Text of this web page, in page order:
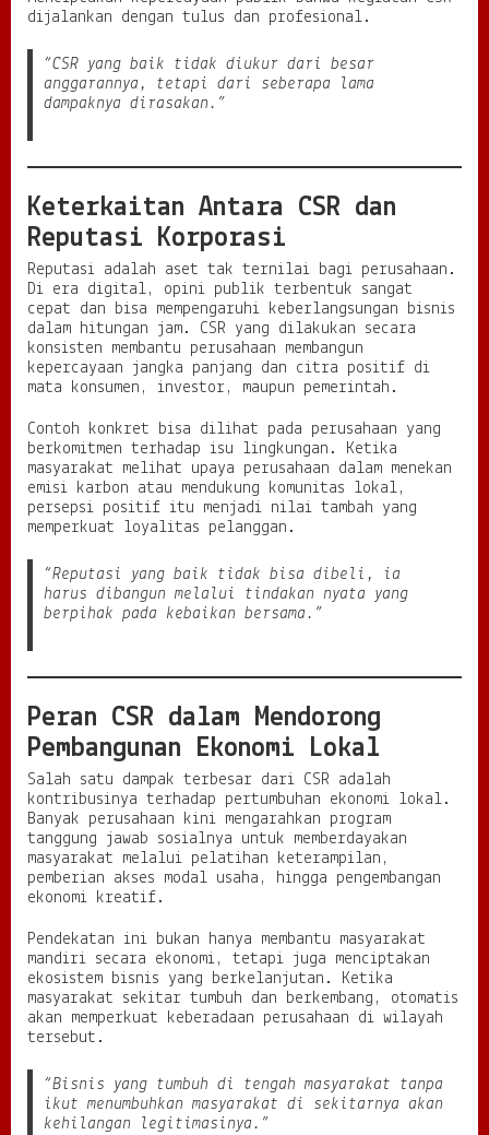
dijalankan dengan tulus dan profesional.
“CSR yang baik tidak diukur dari besar
anggarannya, tetapi dari seberapa lama
dampaknya dirasakan.”
Keterkaitan Antara CSR dan
Reputasi Korporasi
Reputasi adalah aset tak ternilai bagi perusahaan.
Di era digital, opini publik terbentuk sangat
cepat dan bisa mempengaruhi keberlangsungan bisnis
dalam hitungan jam. CSR yang dilakukan secara
konsisten membantu perusahaan membangun
kepercayaan jangka panjang dan citra positif di
mata konsumen, investor, maupun pemerintah.
Contoh konkret bisa dilihat pada perusahaan yang
berkomitmen terhadap isu lingkungan. Ketika
masyarakat melihat upaya perusahaan dalam menekan
emisi karbon atau mendukung komunitas lokal,
persepsi positif itu menjadi nilai tambah yang
memperkuat loyalitas pelanggan.
“Reputasi yang baik tidak bisa dibeli, ia
harus dibangun melalui tindakan nyata yang
berpihak pada kebaikan bersama.”
Peran CSR dalam Mendorong
Pembangunan Ekonomi Lokal
Salah satu dampak terbesar dari CSR adalah
kontribusinya terhadap pertumbuhan ekonomi lokal.
Banyak perusahaan kini mengarahkan program
tanggung jawab sosialnya untuk memberdayakan
masyarakat melalui pelatihan keterampilan,
pemberian akses modal usaha, hingga pengembangan
ekonomi kreatif.
Pendekatan ini bukan hanya membantu masyarakat
mandiri secara ekonomi, tetapi juga menciptakan
ekosistem bisnis yang berkelanjutan. Ketika
masyarakat sekitar tumbuh dan berkembang, otomatis
akan memperkuat keberadaan perusahaan di wilayah
tersebut.
“Bisnis yang tumbuh di tengah masyarakat tanpa
ikut menumbuhkan masyarakat di sekitarnya akan
kehilangan legitimasinya.”